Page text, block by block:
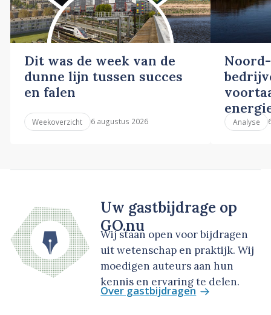
Dit was de week van de
dunne lijn tussen succes
en falen
Weekoverzicht 6 augustus 2026 Analyse
Uw gastbijdrage op
GO.nu
Wij staan open voor bijdragen
uit wetenschap en praktijk. Wij
moedigen auteurs aan hun
kennis en ervaring te delen.
Over gastbijdragen